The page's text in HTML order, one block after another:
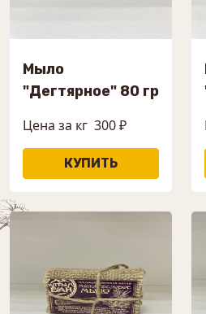
Мыло
"Дегтярное" 80 гр
Цена за кг 300 ₽